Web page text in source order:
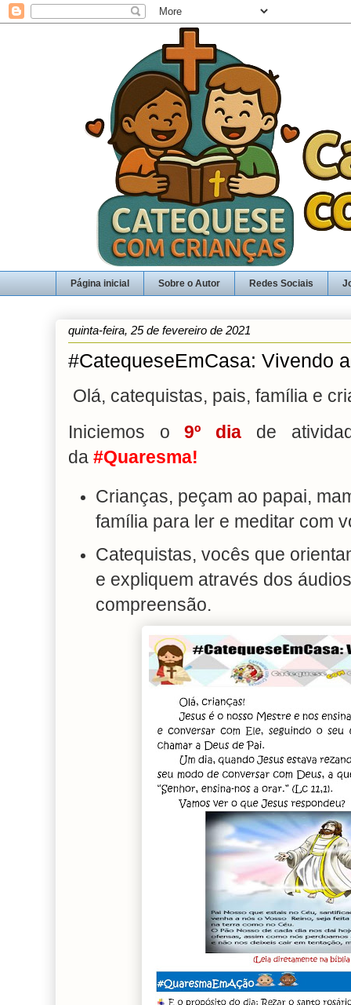
Página inicial Sobre o Autor Redes Sociais
quinta-feira, 25 de fevereiro de 2021
#CatequeseEmCasa: Vivendo
Olá, catequistas, pais, família e
Iniciemos o 9º dia de
da #Quaresma!
Crianças, peçam ao papai,
família para ler e meditar com
Catequistas, vocês que
e expliquem através dos
compreensão.